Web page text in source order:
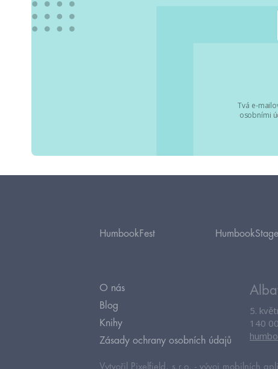
Tvá e-
osobními
HumbookFest HumbookStage
O nás
Blog
Knihy
Zásady ochrany osobních údajů
5.
140
Vytvořil Pixelfield, s.r.o. - vývoj mobilních